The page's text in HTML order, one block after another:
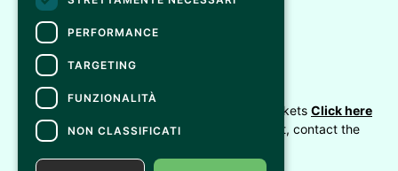
INSTAGRAM FACEBOOK
CONTACTS
For information and support in purchasing tickets Click here
For information on the program and the event, contact the
Accessibility statement
PERFORMANCE
TARGETING
FUNZIONALITÀ
NON CLASSIFICATI